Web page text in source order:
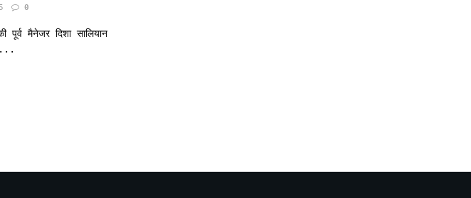
0
पूर्व मैनेजर दिशा सालियान
...